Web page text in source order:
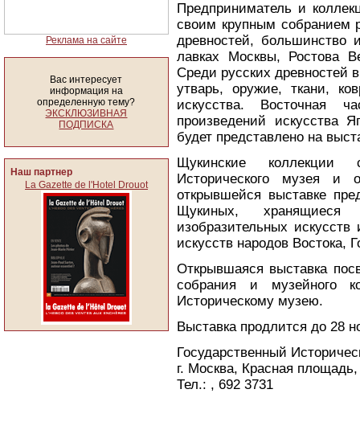
Реклама на сайте
Вас интересует
информация на
определенную тему?
ЭКСКЛЮЗИВНАЯ
ПОДПИСКА
Наш партнер
La Gazette de l'Hotel Drouot
Предприниматель и
своим крупным собранием
древностей, большинство
лавках Москвы, Ростова
Среди русских древностей
утварь, оружие, ткани,
искусства. Восточная
произведений искусства
будет представлено на
Щукинские коллекции
Исторического музея и
открывшейся выставке
Щукиных,
изобразительных
искусств народов Востока,
Открывшаяся выставка
собрания и музейного
Историческому музею.
Выставка продлится до 28
Государственный
г. Москва, Красная
Тел.: , 692 3731